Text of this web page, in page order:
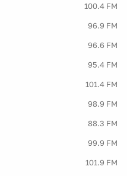
100.4 FM
96.9 FM
96.6 FM
95.4 FM
101.4 FM
98.9 FM
88.3 FM
99.9 FM
101.9 FM